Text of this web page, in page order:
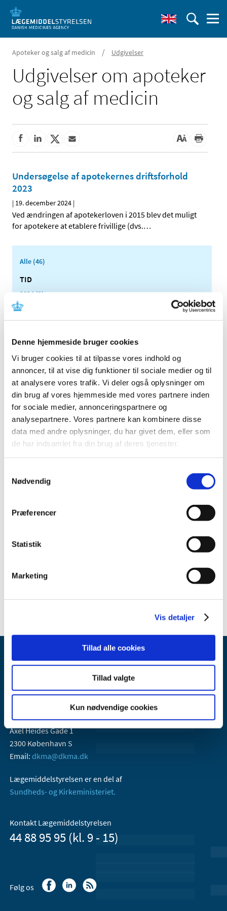
Denne hjemmeside bruger cookies
Vi bruger cookies til at tilpasse vores indhold og
annoncer, til at vise dig funktioner til sociale medier og til
at analysere vores trafik. Vi deler også oplysninger om
din brug af vores hjemmeside med vores partnere inden
for sociale medier, annonceringspartnere og
analysepartnere. Vores partnere kan kombinere disse
data med andre oplysninger, du har givet dem, eller som
de har indsamlet fra din brug af deres tjenester.
Nødvendig
Præferencer
Statistik
Marketing
Vis detaljer
Tillad alle cookies
Tillad valgte
Kun nødvendige cookies
Apoteker og salg af medicin / Udgivelser
Udgivelser om apoteker
og salg af medicin
Undersøgelse af apotekernes driftsforhold
2023
| 19. december 2024 |
Ved ændringen af apotekerloven i 2015 blev det muligt
for apotekere at etablere frivillige (dvs.…
Alle (46)
TID
2024 (2)
april (1)
2022 (1)
2021 (2)
2019 (3)
2018 (3)
2017 (5)
2016 (2)
2015 (1)
2013 (1)
2008 (1)
2006 (2)
Lægemiddelstyrelsen
Axel Heides Gade 1
2300 København S
Email: dkma@dkma.dk
Lægemiddelstyrelsen er en del af
Sundheds- og Kirkeministeriet.
Kontakt Lægemiddelstyrelsen
44 88 95 95 (kl. 9 - 15)
Følg os